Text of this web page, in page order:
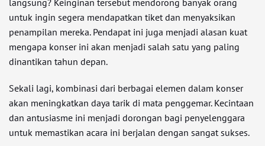
langsung? Keinginan tersebut mendorong banyak orang
untuk ingin segera mendapatkan tiket dan menyaksikan
penampilan mereka. Pendapat ini juga menjadi alasan kuat
mengapa konser ini akan menjadi salah satu yang paling
dinantikan tahun depan.
Sekali lagi, kombinasi dari berbagai elemen dalam konser
akan meningkatkan daya tarik di mata penggemar. Kecintaan
dan antusiasme ini menjadi dorongan bagi penyelenggara
untuk memastikan acara ini berjalan dengan sangat sukses.